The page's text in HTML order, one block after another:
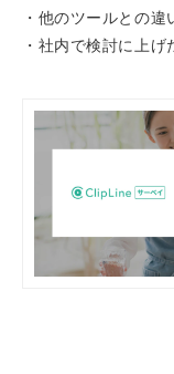
・他のツールとの違
・社内で検討に上げ